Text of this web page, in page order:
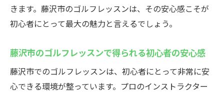
声
藤沢市のゴルフレッスンで得られる上達の
上達を目指す藤沢市のレッスンプログラム
の魅力
藤沢市のゴルフレッスンで上達を実感する
きます。藤沢市のゴルフレッスンは、その安心感こそが
初心者にとって最大の魅力と言えるでしょう。
藤沢市のゴルフレッスンで得られる初心者の安心感
藤沢市でのゴルフレッスンは、初心者にとって非常に安
心できる環境が整っています。プロのインストラクター